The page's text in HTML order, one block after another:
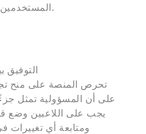
المستخدمين ولتجربة لعب متكاملة.
التوفيق
تحرص المنصة على منح
على أن المسؤولية تمثل
يجب على اللاعبين وضع
ومتابعة أي